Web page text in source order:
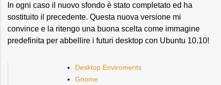
In ogni caso il nuovo sfondo è stato completato ed ha
sostituito il precedente. Questa nuova versione mi
convince e la ritengo una buona scelta come immagine
predefinita per abbellire i futuri desktop con Ubuntu 10.10!
Desktop Enviroments
Gnome